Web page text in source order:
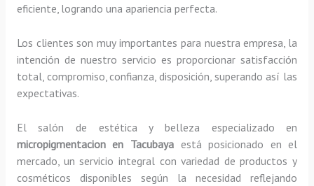
eficiente, logrando una apariencia perfecta.
Los clientes son muy importantes para nuestra empresa, la
intención de nuestro servicio es proporcionar satisfacción
total, compromiso, confianza, disposición, superando así las
expectativas.
El salón de estética y belleza especializado en
micropigmentacion en Tacubayaestá posicionado en el
mercado, un servicio integral con variedad de productos y
cosméticos disponibles según la necesidad reflejando